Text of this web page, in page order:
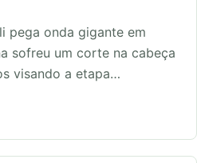
pega onda gigante em
sofreu um corte na cabeça
visando a etapa…